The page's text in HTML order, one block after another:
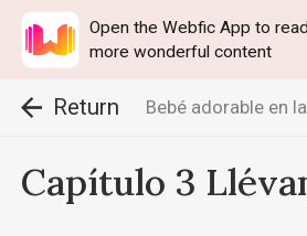
Open the Webfic App to
more wonderful content
Return
Capítulo 3